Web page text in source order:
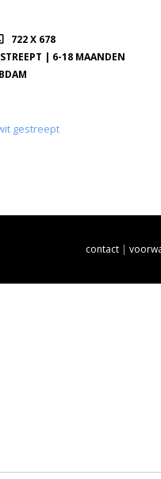
722 X 678
| 6-18 MAANDEN
contact |